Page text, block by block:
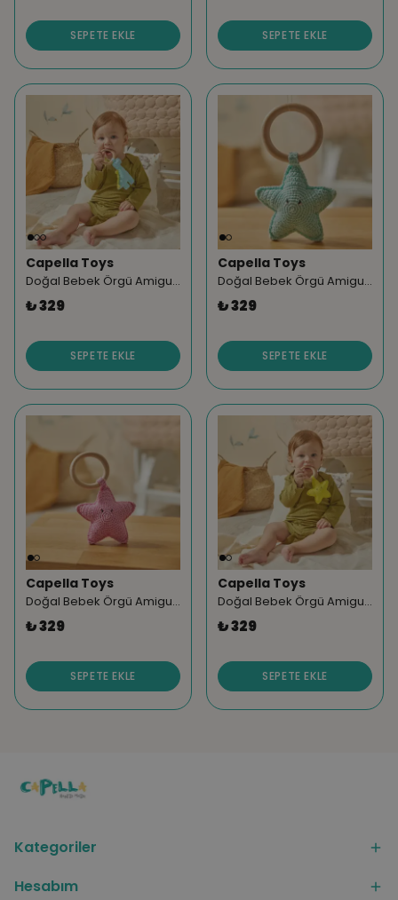
SEPETE EKLE SEPETE EKLE
Capella Toys
Doğal Bebek Örgü Amigurumi Diş Kaşıyıcı Dinazor Mavi 9-12 Ay
₺ 329
SEPETE EKLE
Capella Toys
Doğal Bebek Örgü Amigurumi Diş Kaşıyıcı Yıldız Mavi 9-12 Ay
₺ 329
SEPETE EKLE
Capella Toys
Doğal Bebek Örgü Amigurumi Diş Kaşıyıcı Yıldız Pembe 9-12 Ay
₺ 329
SEPETE EKLE
Capella Toys
Doğal Bebek Örgü Amigurumi Diş Kaşıyıcı Yıldız Sarı 9-12 Ay
₺ 329
SEPETE EKLE
Kategoriler
Hesabım